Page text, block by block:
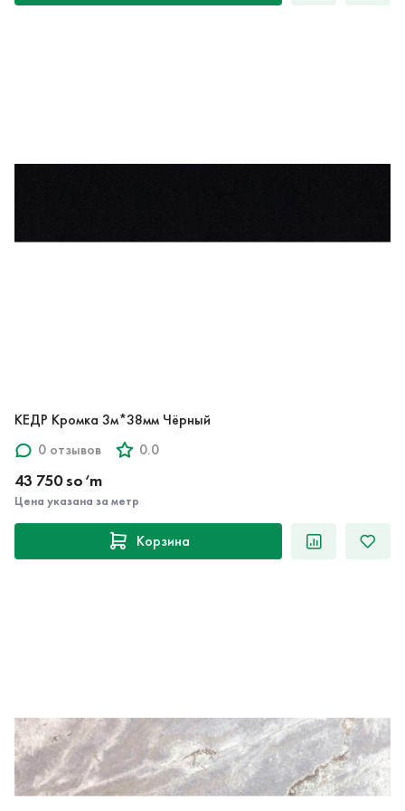
КЕДР Кромка 3м*38мм Чёрный
0 отзывов
0.0
43 750 so‘m
Цена указана за метр
Корзина